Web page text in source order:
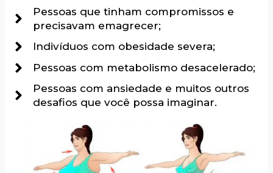
Pessoas que tinham compromissos e
precisavam emagrecer;
Indivíduos com obesidade severa;
Pessoas com metabolismo desacelerado;
Pessoas com ansiedade e muitos outros
desafios que você possa imaginar.